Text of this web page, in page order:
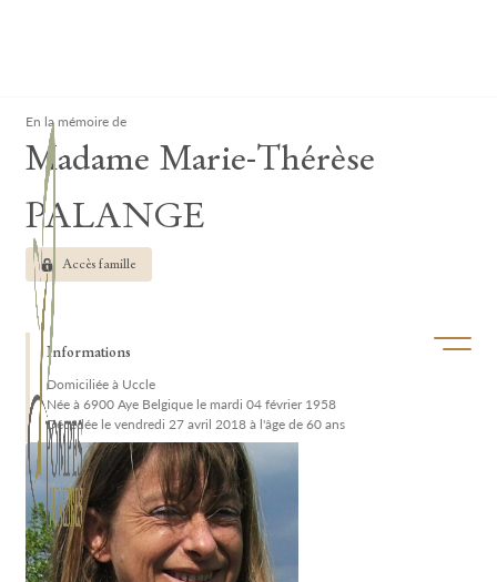
Ouvrir/
En la mémoire de
Madame Marie-Thérèse
PALANGE
Accès famille
Informations
Domiciliée à Uccle
Née à 6900 Aye Belgique le mardi 04 février 1958
Décédée le vendredi 27 avril 2018 à l'âge de 60 ans